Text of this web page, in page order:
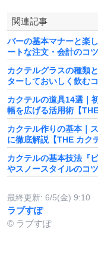
関連記事
バーの基本マナーと楽
ートな注文・会計のコ
カクテルグラスの種類
ターしておいしく飲む
カクテルの道具14選｜
幅を広げる活用術【
カクテル作りの基本｜
に徹底解説【THE カク
カクテルの基本技法『
やスノースタイルのコ
最終更新: 6/5(金) 9:10
ラブすぽ
© ラブすぽ